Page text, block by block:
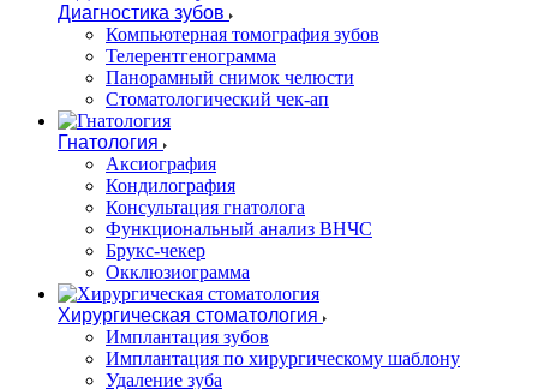
Диагностика зубов
Компьютерная томография зубов
Телерентгенограмма
Панорамный снимок челюсти
Стоматологический чек-ап
Гнатология
Аксиография
Кондилография
Консультация гнатолога
Функциональный анализ ВНЧС
Брукс-чекер
Окклюзиограмма
Хирургическая стоматология
Имплантация зубов
Имплантация по хирургическому шаблону
Удаление зуба